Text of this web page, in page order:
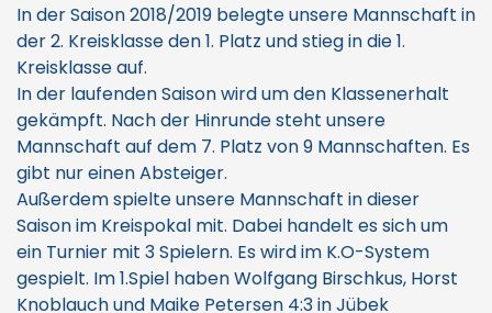
In der Saison 2018/2019 belegte unsere Mannschaft in
der 2. Kreisklasse den 1. Platz und stieg in die 1.
Kreisklasse auf.
In der laufenden Saison wird um den Klassenerhalt
gekämpft. Nach der Hinrunde steht unsere
Mannschaft auf dem 7. Platz von 9 Mannschaften. Es
gibt nur einen Absteiger.
Außerdem spielte unsere Mannschaft in dieser
Saison im Kreispokal mit. Dabei handelt es sich um
ein Turnier mit 3 Spielern. Es wird im K.O-System
gespielt. Im 1.Spiel haben Wolfgang Birschkus, Horst
Knoblauch und Maike Petersen 4:3 in Jübek